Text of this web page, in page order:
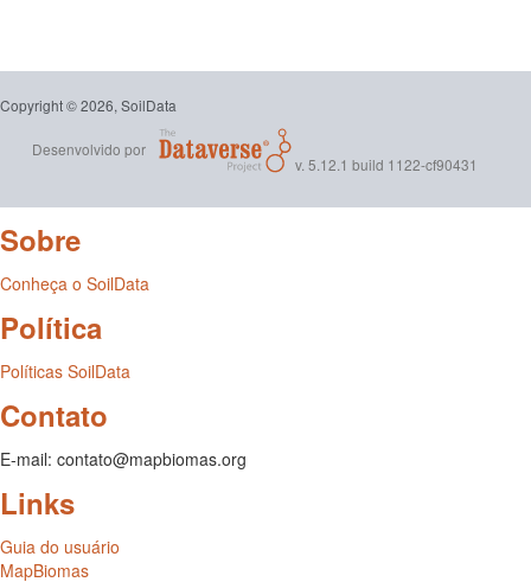
Copyright © 2026, SoilData
Desenvolvido por
v. 5.12.1 build 1122-cf90431
Sobre
Conheça o SoilData
Política
Políticas SoilData
Contato
E-mail: contato@mapbiomas.org
Links
Guia do usuário
MapBiomas